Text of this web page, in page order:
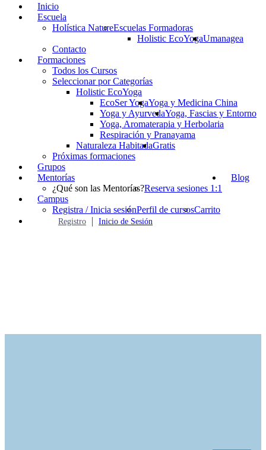
Inicio
Escuela
Holística NatureEscuelas Formadoras
Holistic EcoYogaUmanagea
Contacto
Formaciones
Todos los Cursos
Seleccionar por Categorías
Holistic EcoYoga
EcoSer YogaYoga y Medicina China
Yoga y AyurvedaYoga, Fascias y Entorno
Yoga, Aromaterapia y Herbolaria
Respiración y Pranayama
Naturaleza HabitadaGratis
Próximas formaciones
Grupos
Mentorías
¿Qué son las Mentorías?Reserva sesiones 1:1
Blog
Campus
Registra / Inicia sesiónPerfil de cursosCarrito
Registro Inicio de Sesión